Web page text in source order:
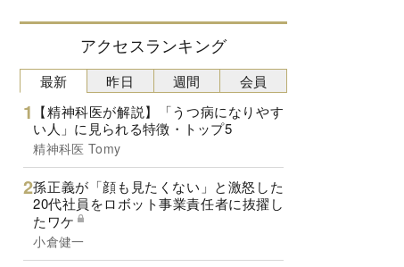
アクセスランキング
最新
【精神科医が解説】「うつ病になりやす
い人」に見られる特徴・トップ5
精神科医 Tomy
孫正義が「顔も見たくない」と激怒した
20代社員をロボット事業責任者に抜擢し
たワケ
小倉健一
昨日 週間 会員